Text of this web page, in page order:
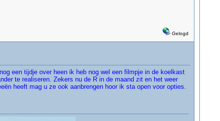
Gelogd
een tijdje over heen ik heb nog wel een filmpje in de koelkast
te realiseren. Zekers nu de R in de maand zit en het weer
heeft mag u ze ook aanbrengen hoor ik sta open voor opties.